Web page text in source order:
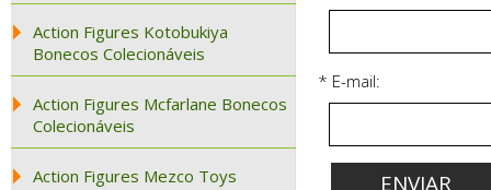
Action Figures Kotobukiya
Bonecos Colecionáveis
Action Figures Mcfarlane Bonecos
Colecionáveis
Action Figures Mezco Toys
* E-mail: